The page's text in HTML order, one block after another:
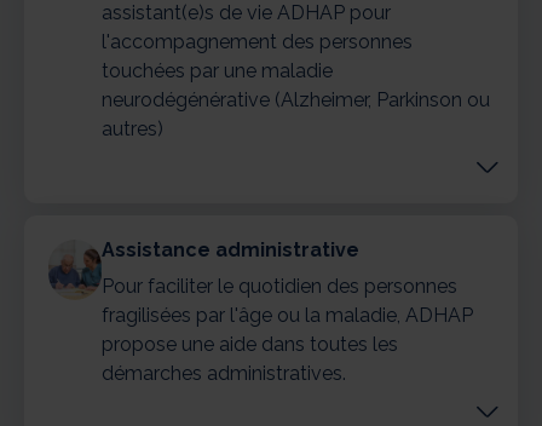
assistant(e)s de vie ADHAP pour
l'accompagnement des personnes
touchées par une maladie
neurodégénérative (Alzheimer, Parkinson ou
autres)
Assistance administrative
Pour faciliter le quotidien des personnes
fragilisées par l'âge ou la maladie, ADHAP
propose une aide dans toutes les
démarches administratives.